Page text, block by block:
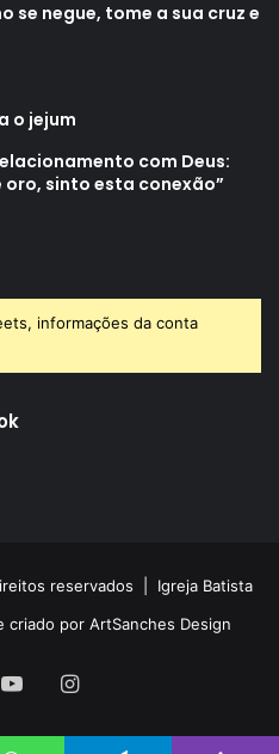
se negue, tome a sua cruz e
o jejum
com Deus:
oro, sinto esta conexão”
informações da conta
reservados | Igreja Batista
criado por ArtSanches Design
YouTubeInstagram